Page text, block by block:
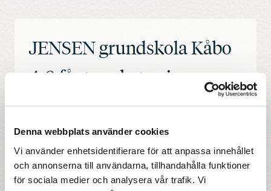
Denna webbplats använder cookies
Vi använder enhetsidentifierare för att anpassa innehållet
och annonserna till användarna, tillhandahålla funktioner
för sociala medier och analysera vår trafik. Vi
JENSEN grundskola Kåbo
4-9 får toppbetyg i
kvalitetsgranskning från
Skolinspektionen
I en nyligen genomförd kvalitetsgranskning av
Skolinspektionen våren 2026 fick vi resultatet ”Högsta
kvalitet inom alla granskningsområden”. Inga